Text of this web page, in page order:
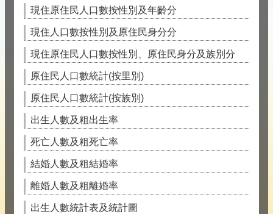
現住原住民人口數按性別及年齡分
現住人口數按性別及原住民身分分
現住原住民人口數按性別、原住民身分及族別分
原住民人口數統計(按里別)
原住民人口數統計(按族別)
出生人數及粗出生率
死亡人數及粗死亡率
結婚人數及粗結婚率
離婚人數及粗離婚率
出生人數統計表及統計圖